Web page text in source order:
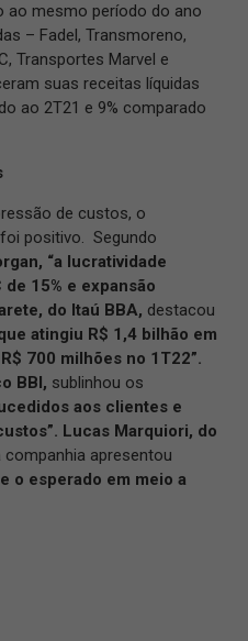
ao mesmo período do ano
– Fadel, Transmoreno,
Transportes Marvel e
suas receitas líquidas
ao 2T21 e 9% comparado
de custos, o
positivo. Segundo
“a lucratividade
15% e expansão
do Itaú BBA, destacou
atingiu R$ 1,4 bilhão em
700 milhões no 1T22”.
BBI, sublinhou os
aos clientes e
Lucas Marquiori, do
companhia apresentou
o esperado em meio a